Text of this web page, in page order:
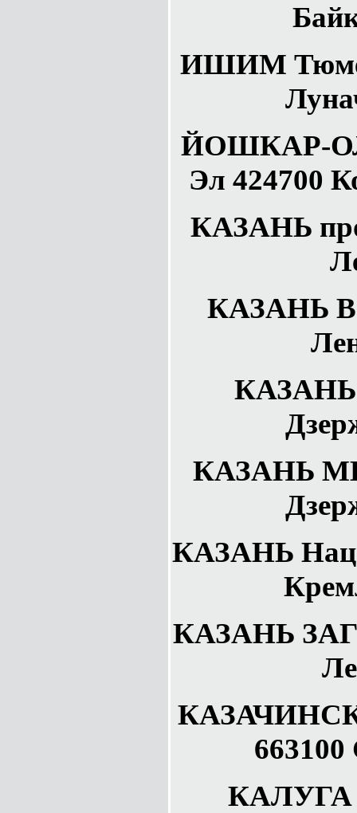
ИШИМ
ЙОШКАР-
Эл 424700
КАЗАНЬ
КАЗАНЬ
КАЗАНЬ
КАЗАНЬ
КАЗАНЬ
КАЗАНЬ
КАЗАЧИНСК
663100
КАЛУГА